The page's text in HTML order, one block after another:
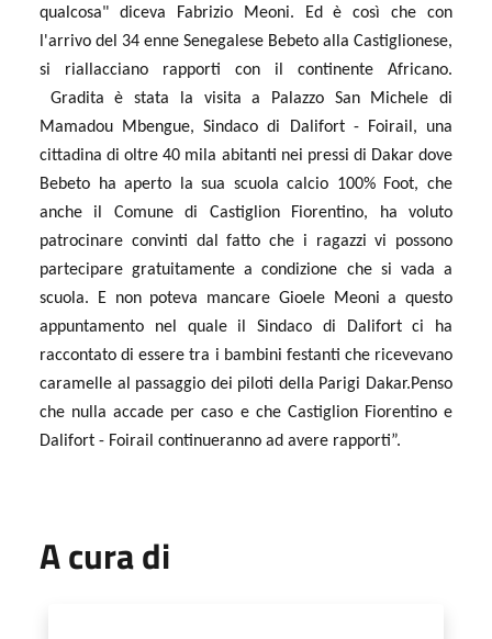
qualcosa" diceva Fabrizio Meoni. Ed è così che con
l'arrivo del 34 enne Senegalese Bebeto alla Castiglionese,
si riallacciano rapporti con il continente Africano.
Gradita è stata la visita a Palazzo San Michele di
Mamadou Mbengue, Sindaco di Dalifort - Foirail, una
cittadina di oltre 40 mila abitanti nei pressi di Dakar dove
Bebeto ha aperto la sua scuola calcio 100% Foot, che
anche il Comune di Castiglion Fiorentino, ha voluto
patrocinare convinti dal fatto che i ragazzi vi possono
partecipare gratuitamente a condizione che si vada a
scuola. E non poteva mancare Gioele Meoni a questo
appuntamento nel quale il Sindaco di Dalifort ci ha
raccontato di essere tra i bambini festanti che ricevevano
caramelle al passaggio dei piloti della Parigi Dakar.Penso
che nulla accade per caso e che Castiglion Fiorentino e
Dalifort - Foirail continueranno ad avere rapporti”.
A cura di